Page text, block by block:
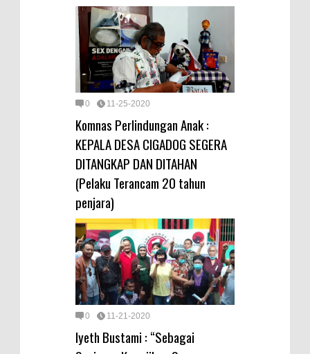
0 11-25-2020
Komnas Perlindungan Anak :
KEPALA DESA CIGADOG SEGERA
DITANGKAP DAN DITAHAN
(Pelaku Terancam 20 tahun
penjara)
0 11-21-2020
Iyeth Bustami : “Sebagai